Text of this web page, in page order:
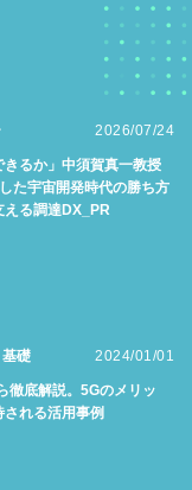
2026/07/24
きるか」中須賀真一教授
た宇宙開発時代の勝ち方
える調達DX_PR
礎 2024/01/01
徹底解説。5Gのメリッ
される活用事例